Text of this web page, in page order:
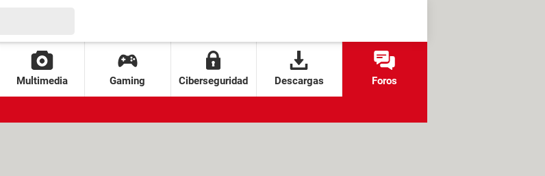
Multimedia Gaming Ciberseguridad Descargas Foros